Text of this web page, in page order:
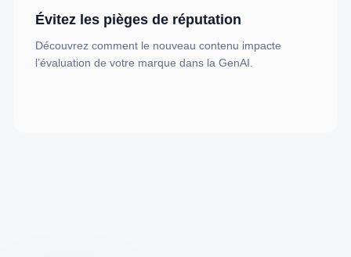
Évitez les pièges de réputation
Découvrez comment le nouveau contenu impacte
l’évaluation de votre marque dans la GenAI.